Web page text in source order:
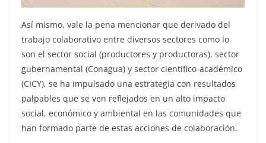
Así mismo, vale la pena mencionar que derivado del
trabajo colaborativo entre diversos sectores como lo
son el sector social (productores y productoras), sector
gubernamental (Conagua) y sector científico-académico
(CICY), se ha impulsado una estrategia con resultados
palpables que se ven reflejados en un alto impacto
social, económico y ambiental en las comunidades que
han formado parte de estas acciones de colaboración.